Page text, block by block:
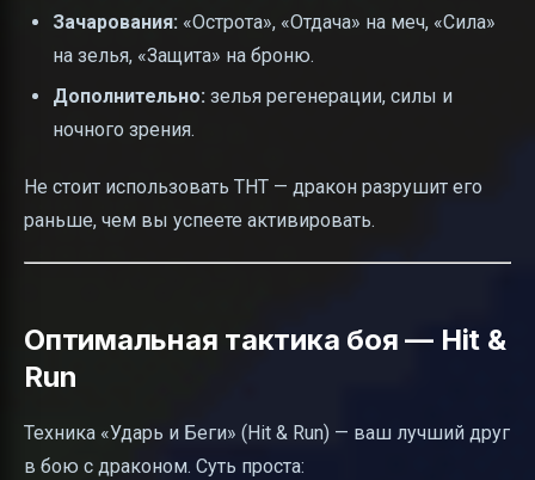
Зачарования: «Острота», «Отдача» на меч, «Сила»
на зелья, «Защита» на броню.
Дополнительно: зелья регенерации, силы и
ночного зрения.
Не стоит использовать ТНТ — дракон разрушит его
раньше, чем вы успеете активировать.
Оптимальная тактика боя — Hit &
Run
Техника «Ударь и Беги» (Hit & Run) — ваш лучший друг
в бою с драконом. Суть проста: